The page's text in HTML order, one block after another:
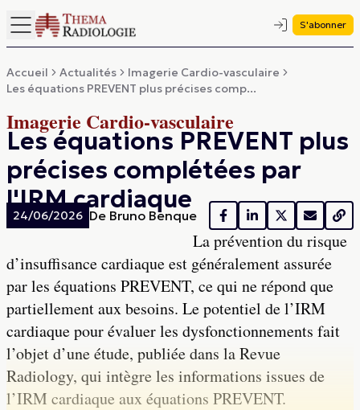
S'abonner
Accueil Actualités
Imagerie Cardio-vasculaire
Les équations PREVENT plus précises comp...
Imagerie Cardio-vasculaire
Les équations PREVENT plus
précises complétées par
l'IRM cardiaque
24/06/2026 De Bruno Benque
La prévention du risque
d’insuffisance cardiaque est généralement assurée
par les équations PREVENT, ce qui ne répond que
partiellement aux besoins. Le potentiel de l’IRM
cardiaque pour évaluer les dysfonctionnements fait
l’objet d’une étude, publiée dans la Revue
Radiology, qui intègre les informations issues de
l’IRM cardiaque aux équations PREVENT.